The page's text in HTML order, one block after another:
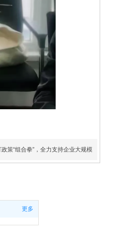
策“组合拳”，全力支持企业大规模
更多